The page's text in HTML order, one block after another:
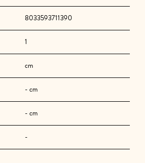
8033593711390
1
cm
- cm
- cm
-